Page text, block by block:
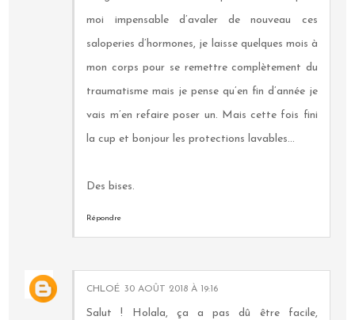
moi impensable d’avaler de nouveau ces
saloperies d’hormones, je laisse quelques mois à
mon corps pour se remettre complètement du
traumatisme mais je pense qu’en fin d’année je
vais m’en refaire poser un. Mais cette fois fini
la cup et bonjour les protections lavables...
Des bises.
Répondre
CHLOÉ 30 AOÛT 2018 À 19:16
Salut ! Holala, ça a pas dû être facile,